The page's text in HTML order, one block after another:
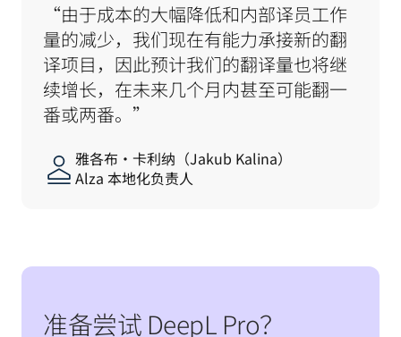
“由于成本的大幅降低和内部译员工作
量的减少，我们现在有能力承接新的翻
译项目，因此预计我们的翻译量也将继
续增长，在未来几个月内甚至可能翻一
番或两番。”
雅各布·卡利纳（Jakub Kalina）
Alza 本地化负责人
准备尝试 DeepL Pro？